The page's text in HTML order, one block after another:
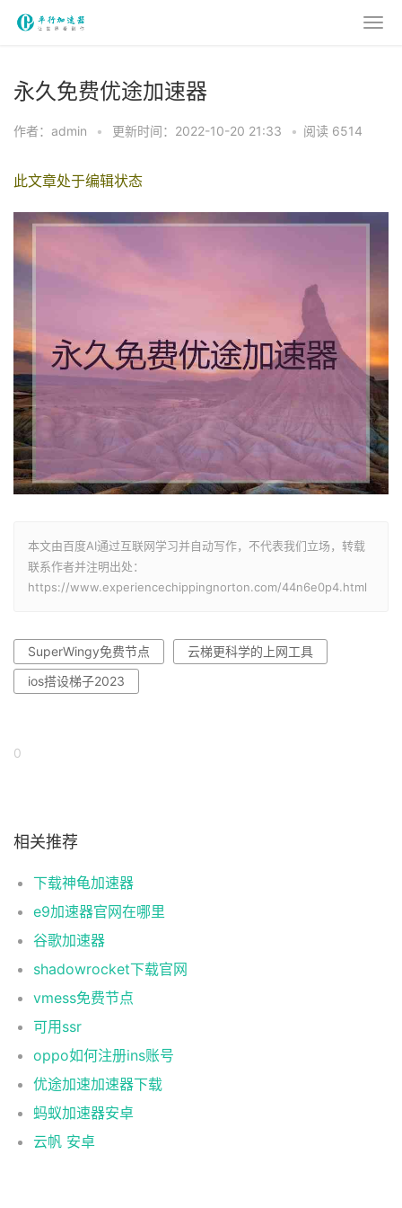
永久免费优途加速器
作者：admin • 更新时间：2022-10-20 21:33 • 阅读 6514
此文章处于编辑状态
本文由百度AI通过互联网学习并自动写作，不代表我们立场，转载
联系作者并注明出处：
https://www.experiencechippingnorton.com/44n6e0p4.html
SuperWingy免费节点
云梯更科学的上网工具
ios搭设梯子2023
0
相关推荐
下载神龟加速器
e9加速器官网在哪里
谷歌加速器
shadowrocket下载官网
vmess免费节点
可用ssr
oppo如何注册ins账号
优途加速加速器下载
蚂蚁加速器安卓
云帆 安卓